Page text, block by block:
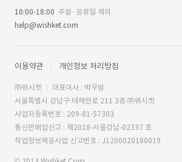
10:00-18:00 주말·공휴일 제외
help@wishket.com
이용약관 개인정보 처리방침
㈜위시켓
대표이사 : 박우범
서울특별시 강남구 테헤란로 211 3층 ㈜위시켓
사업자등록번호 : 209-81-57303
통신판매업신고 : 제2018-서울강남-02337 호
직업정보제공사업 신고번호 : J1200020180019